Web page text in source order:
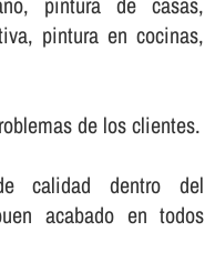
pintura en cocinas,
de los clientes.
calidad dentro del
acabado en todos